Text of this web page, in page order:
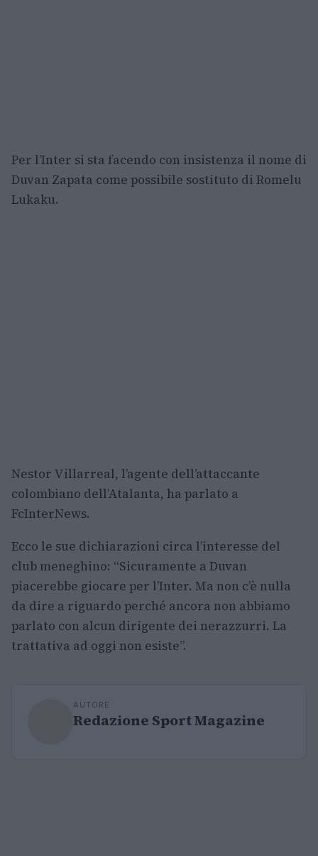
Per l’Inter si sta facendo con insistenza il nome di
Duvan Zapata come possibile sostituto di Romelu
Lukaku.
Nestor Villarreal, l’agente dell’attaccante
colombiano dell’Atalanta, ha parlato a
FcInterNews.
Ecco le sue dichiarazioni circa l’interesse del
club meneghino: “Sicuramente a Duvan
piacerebbe giocare per l’Inter. Ma non c’è nulla
da dire a riguardo perché ancora non abbiamo
parlato con alcun dirigente dei nerazzurri. La
trattativa ad oggi non esiste”.
AUTORE
Redazione Sport Magazine